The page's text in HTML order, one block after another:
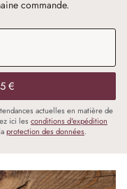
commande.
€
actuelles en matière de
ici les conditions d'expédition
protection des données.